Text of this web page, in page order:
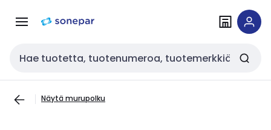
navigointiinsisältöön
Haku
Näytä murupolku